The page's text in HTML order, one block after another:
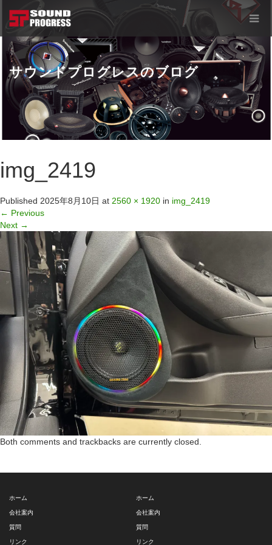
サウンドプログレスのブログ
img_2419
Published 2025年8月10日 at 2560 × 1920 in img_2419
← Previous
Next →
Both comments and trackbacks are currently closed.
ホーム
会社案内
質問
リンク
ホーム
会社案内
質問
リンク